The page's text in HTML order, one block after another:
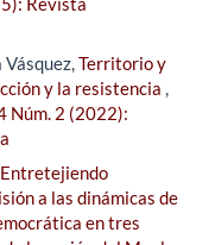
Vásquez,Territorio y
y la resistencia ,
Núm. 2 (2022):
Entretejiendo
a las dinámicas de
en tres